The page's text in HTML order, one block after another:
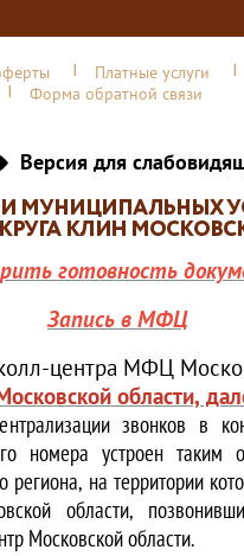
Платные услуги
Форма обратной связи
Версия для
готовность
Запись в МФЦ
центра МФЦ
области,
звонков в
номера устроен таким
на территории
области,
Московской области.